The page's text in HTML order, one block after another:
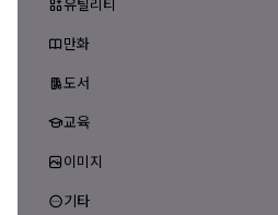
만화
도서
교육
이미지
기타